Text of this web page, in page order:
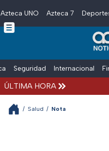
Skip to main content
Azteca UNO Azteca 7
Seguridad Internacional
ÚLTIMA HORA
/ Salud / Nota